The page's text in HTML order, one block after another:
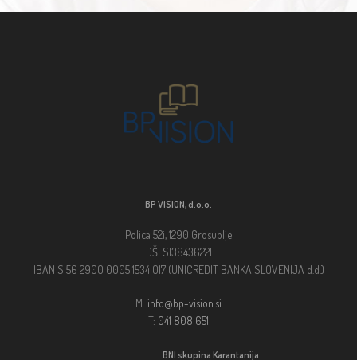
BP VISION, d.o.o.
Polica 52i, 1290 Grosuplje
DŠ: SI38436221
IBAN SI56 2900 0005 1534 017 (UNICREDIT BANKA SLOVENIJA d.d.)
M: info@bp-vision.si
T: 041 808 651
BNI skupina Karantanija